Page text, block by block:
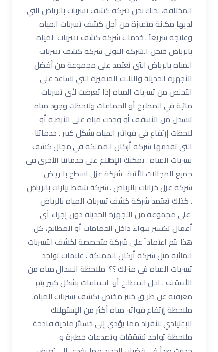
المختلفة، لذلك نحن شركه كشف تسربات بالرياض التي
لديها مكانة متميزة من أجل كشف تسربات المياه
وعلاجه سريعاً . خدمات شركة كشف تسربات المياه
بالرياض فنحن الشركة الاولى شركة كشف تسربات
المياه بالرياض التي تعتمد على مجموعة من أفضل
الأجهزة الحديثة والآلات المتميزة التي تساعد على
التخلص من تسربات المياه إذا تعرضت لأي تسربات
مائية في المطابخ أو الحمامات ولاحظت وجود مياه
تنسدل من الأسقف أو وجدت مياه على الأرضية أو
لاحظت إرتفاع في فواتير المياه بشكل كبير . خدماتنا
التى تقدمها شركة أركان المملكة في مجال كشف
تسربات المياه . يمكنك الإطلاع على خدماتنا الأخرى فى
جميع المجالات الاْتية . شركة عزل اسطح بالرياض .
شركة عزل خزانات بالرياض . شركة شفط بيارات بالرياض
. كذلك تعتمد شركة كشف تسربات المياه بالرياض
على مجموعة من الأجهزة الحديثة دون إجراء أى
أعمال تكسير سواء داخل الحمامات أو المطابخ، كل
هذا يتم اعتماداً على شركة متخصصة لكشف التسربات
المائية مثل شركة أركان المملكة . علامات تواجد
تسربات المياه في منزلك ؟؟ ملاحظة انسدال مياه من
الأسقف داخل المطابخ أو الحمامات بشكل كبير يتم
معرفته عن طريق خبير مختص بكشف تسربات المياه.
ملاحظة إرتفاع فواتير مياه أكثر من الإستهلاك
الإعتيادي للأفراد مما يؤدي إلى خسائر مادية فادحة
ملاحظة تواجد تشققات وتصدعات خطيرة و